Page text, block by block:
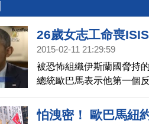
26歲女志工命喪
2015-02-11 21:29:59
被恐怖組織伊斯蘭國脅持
總統歐巴馬表示他第一個
時間，美國將會找到要為
之以法。
怕洩密！ 歐巴馬紐